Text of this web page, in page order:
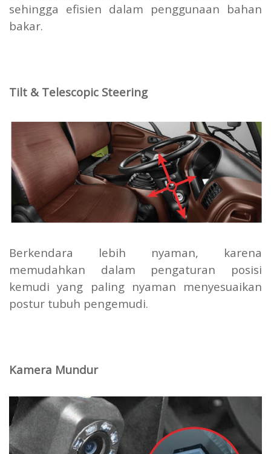
sehingga efisien dalam penggunaan bahan
bakar.
Tilt & Telescopic Steering
Berkendara lebih nyaman, karena
memudahkan dalam pengaturan posisi
kemudi yang paling nyaman menyesuaikan
postur tubuh pengemudi.
Kamera Mundur